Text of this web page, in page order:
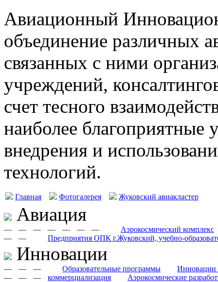
Авиационный
объединение различных
связанных с ними
учреждений,
счет тесного
наиболее благоприятные
внедрения и
технологий.
Главная Фотогалерея Жуковский авиакластер
Авиация
— Аэрокосмический комплекс
— — — — —
—
Предприятия ОПК г.Жуковский, учебно-
— —
Инновации
— Образовательные программы
— Инновации
—
коммерциализация
— Аэрокосмические
— —